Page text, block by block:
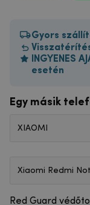
Gyors
INGYENES
esetén
Egy másik
XIAOMI
Xiaomi Redmi
Red Guard